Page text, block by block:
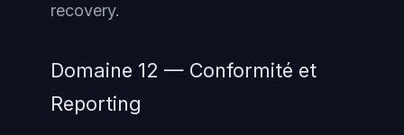
recovery.
Domaine 12 — Conformité et
Reporting